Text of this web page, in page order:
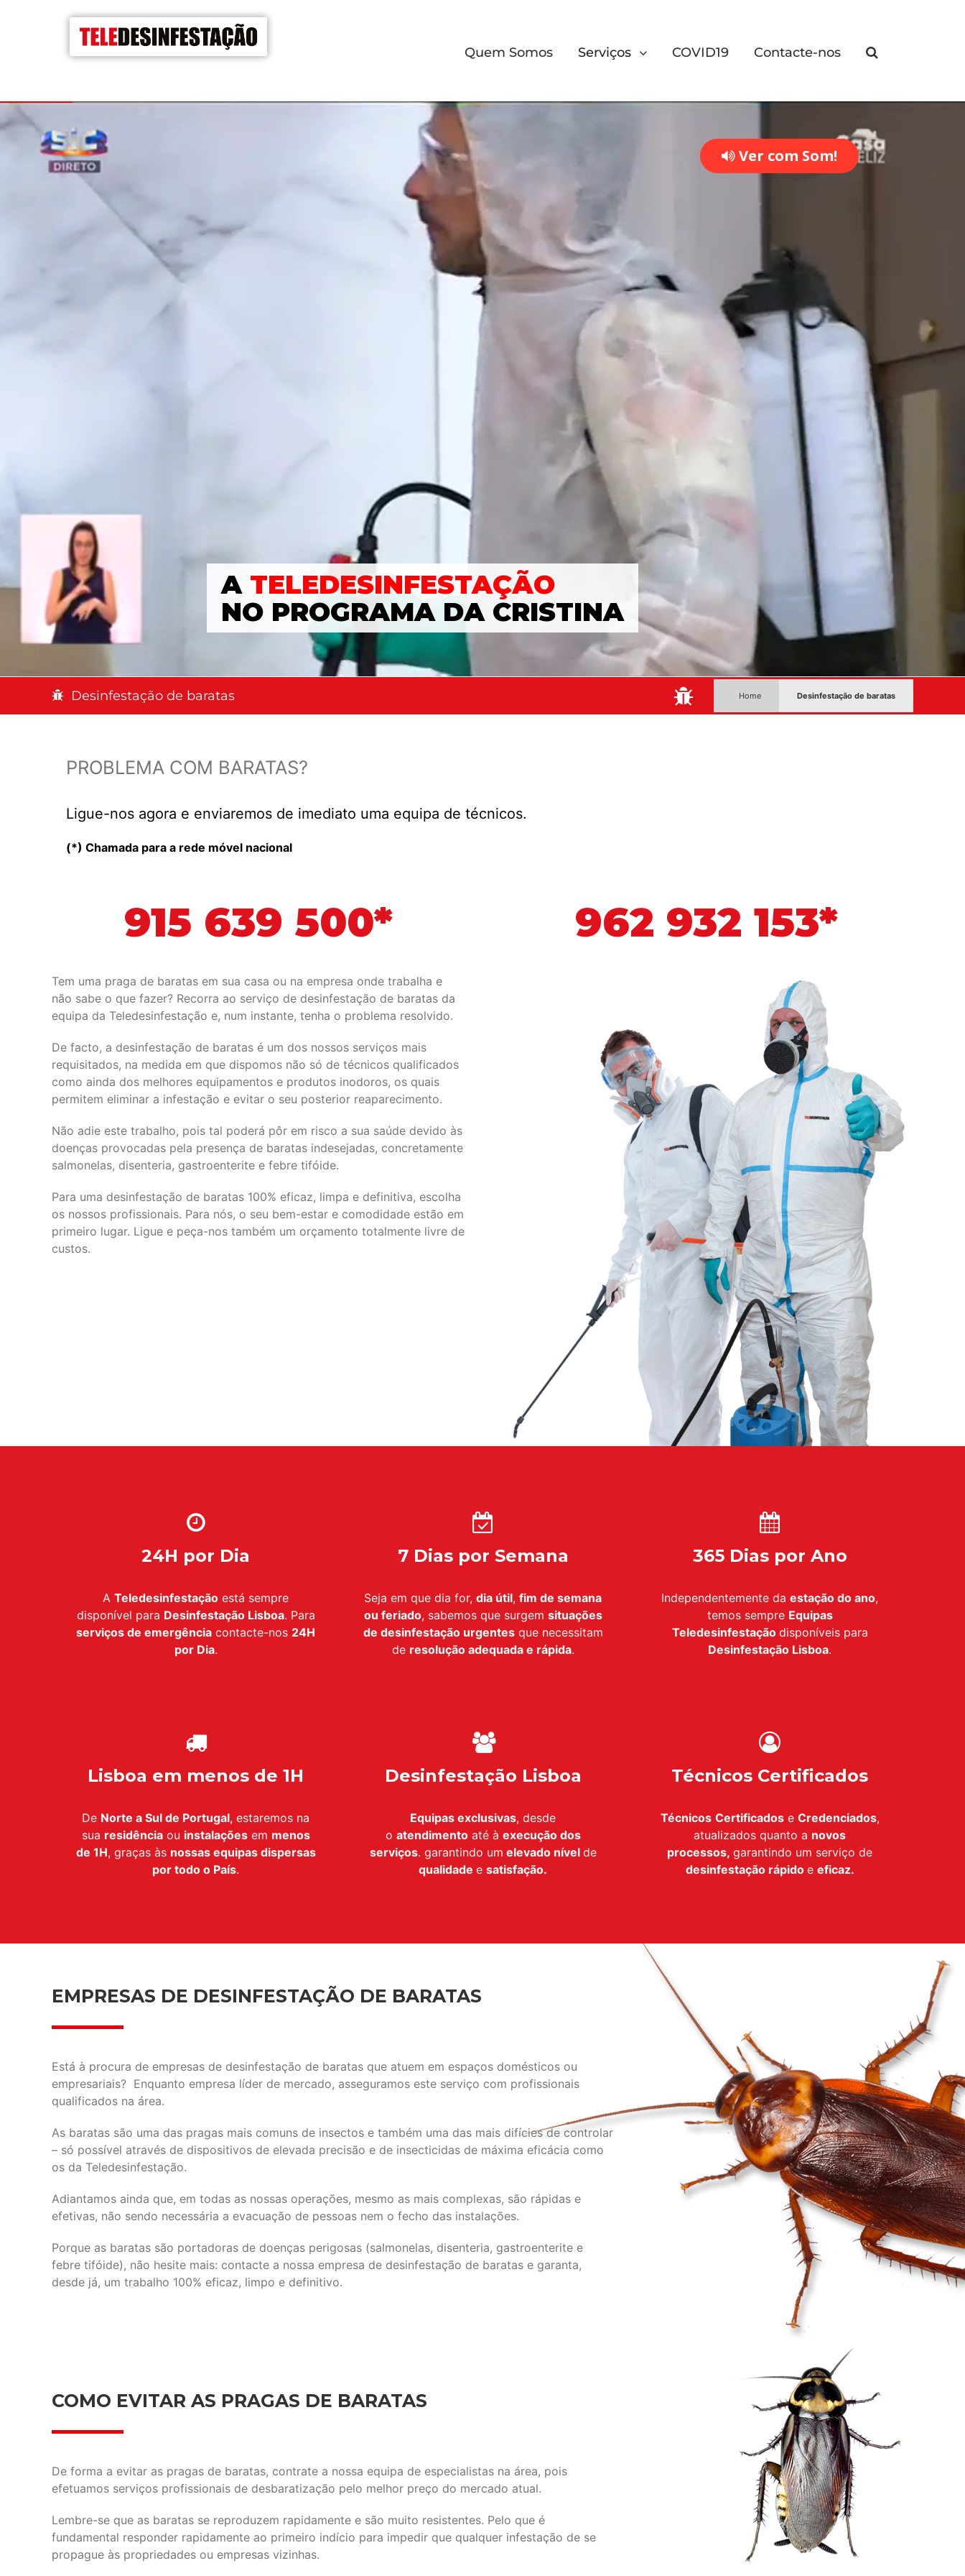
Quem Somos Serviços COVID19 Contacte-nos
A TELEDESINFESTAÇÃO
NO PROGRAMA DA CRISTINA
Ver com Som!
Desinfestação de baratas : Home Desinfestação de baratas
PROBLEMA COM BARATAS?
Ligue-nos agora e enviaremos de imediato uma equipa de técnicos.
(*) Chamada para a rede móvel nacional
915 639 500* 962 932 153*
Tem uma praga de baratas em sua casa ou na empresa onde trabalha e
não sabe o que fazer? Recorra ao serviço de desinfestação de baratas da
equipa da Teledesinfestação e, num instante, tenha o problema resolvido.
De facto, a desinfestação de baratas é um dos nossos serviços mais
requisitados, na medida em que dispomos não só de técnicos qualificados
como ainda dos melhores equipamentos e produtos inodoros, os quais
permitem eliminar a infestação e evitar o seu posterior reaparecimento.
Não adie este trabalho, pois tal poderá pôr em risco a sua saúde devido às
doenças provocadas pela presença de baratas indesejadas, concretamente
salmonelas, disenteria, gastroenterite e febre tifóide.
Para uma desinfestação de baratas 100% eficaz, limpa e definitiva, escolha
os nossos profissionais. Para nós, o seu bem-estar e comodidade estão em
primeiro lugar. Ligue e peça-nos também um orçamento totalmente livre de
custos.
24H por Dia
A Teledesinfestação está sempre
disponível para Desinfestação Lisboa. Para
serviços de emergência contacte-nos 24H
por Dia.
7 Dias por Semana
Seja em que dia for, dia útil, fim de semana
ou feriado, sabemos que surgem situações
de desinfestação urgentesque necessitam
de resolução adequada e rápida.
365 Dias por Ano
Independentemente da estação do ano,
temos sempre Equipas
Teledesinfestação disponíveis para
Desinfestação Lisboa.
Lisboa em menos de 1H
De Norte a Sul de Portugal, estaremos na
sua residênciaou instalaçõesem menos
de 1H, graças às nossas equipas dispersas
por todo o País.
Desinfestação Lisboa
Equipas exclusivas, desde
o atendimentoaté à execução dos
serviços. garantindo um elevado nível de
qualidade e satisfação.
Técnicos Certificados
Técnicos Certificadose Credenciados,
atualizados quanto a novos
processos, garantindo um serviço de
desinfestaçãorápido e eficaz.
EMPRESAS DE DESINFESTAÇÃO DE BARATAS
Está à procura de empresas de desinfestação de baratas que atuem em espaços domésticos ou
empresariais? Enquanto empresa líder de mercado, asseguramos este serviço com profissionais
qualificados na área.
As baratas são uma das pragas mais comuns de insectos e também uma das mais difícies de controlar
– só possível através de dispositivos de elevada precisão e de insecticidas de máxima eficácia como
os da Teledesinfestação.
Adiantamos ainda que, em todas as nossas operações, mesmo as mais complexas, são rápidas e
efetivas, não sendo necessária a evacuação de pessoas nem o fecho das instalações.
Porque as baratas são portadoras de doenças perigosas (salmonelas, disenteria, gastroenterite e
febre tifóide), não hesite mais: contacte a nossa empresa de desinfestação de baratas e garanta,
desde já, um trabalho 100% eficaz, limpo e definitivo.
COMO EVITAR AS PRAGAS DE BARATAS
De forma a evitar as pragas de baratas, contrate a nossa equipa de especialistas na área, pois
efetuamos serviços profissionais de desbaratização pelo melhor preço do mercado atual.
Lembre-se que as baratas se reproduzem rapidamente e são muito resistentes. Pelo que é
fundamental responder rapidamente ao primeiro indício para impedir que qualquer infestação de se
propague às propriedades ou empresas vizinhas.